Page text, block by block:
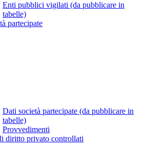
Enti pubblici vigilati (da pubblicare in
tabelle)
partecipate
Dati società partecipate (da pubblicare in
tabelle)
Provvedimenti
diritto privato controllati